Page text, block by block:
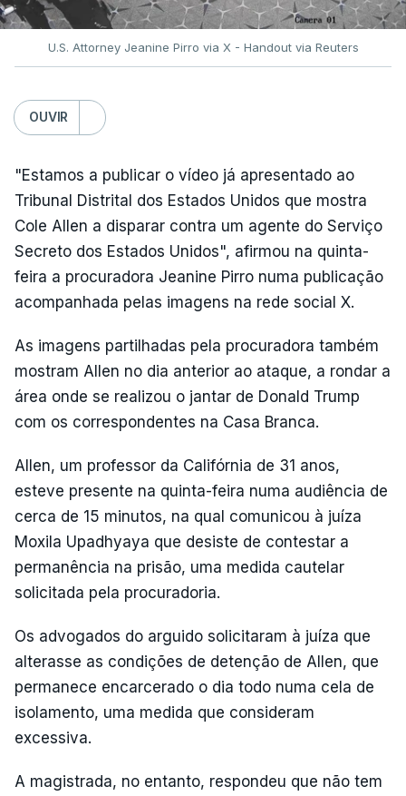
U.S. Attorney Jeanine Pirro via X - Handout via Reuters
OUVIR
"Estamos a publicar o vídeo já apresentado ao
Tribunal Distrital dos Estados Unidos que mostra
Cole Allen a disparar contra um agente do Serviço
Secreto dos Estados Unidos", afirmou na quinta-
feira a procuradora Jeanine Pirro numa publicação
acompanhada pelas imagens na rede social X.
As imagens partilhadas pela procuradora também
mostram Allen no dia anterior ao ataque, a rondar a
área onde se realizou o jantar de Donald Trump
com os correspondentes na Casa Branca.
Allen, um professor da Califórnia de 31 anos,
esteve presente na quinta-feira numa audiência de
cerca de 15 minutos, na qual comunicou à juíza
Moxila Upadhyaya que desiste de contestar a
permanência na prisão, uma medida cautelar
solicitada pela procuradoria.
Os advogados do arguido solicitaram à juíza que
alterasse as condições de detenção de Allen, que
permanece encarcerado o dia todo numa cela de
isolamento, uma medida que consideram
excessiva.
A magistrada, no entanto, respondeu que não tem